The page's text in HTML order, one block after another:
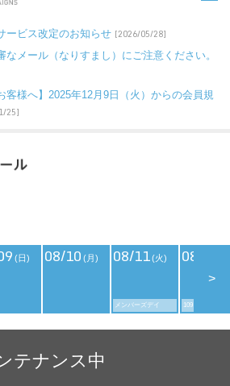
ービス改定のお知らせ [2026/05/28]
なメール（なりすまし）にご注意ください。
客様へ】2025年12月9日（火）からの会員規
25]
(日) 08/10 (月) 08/11(火)
メンバーズデイ
08/12
109シネマズデ
>